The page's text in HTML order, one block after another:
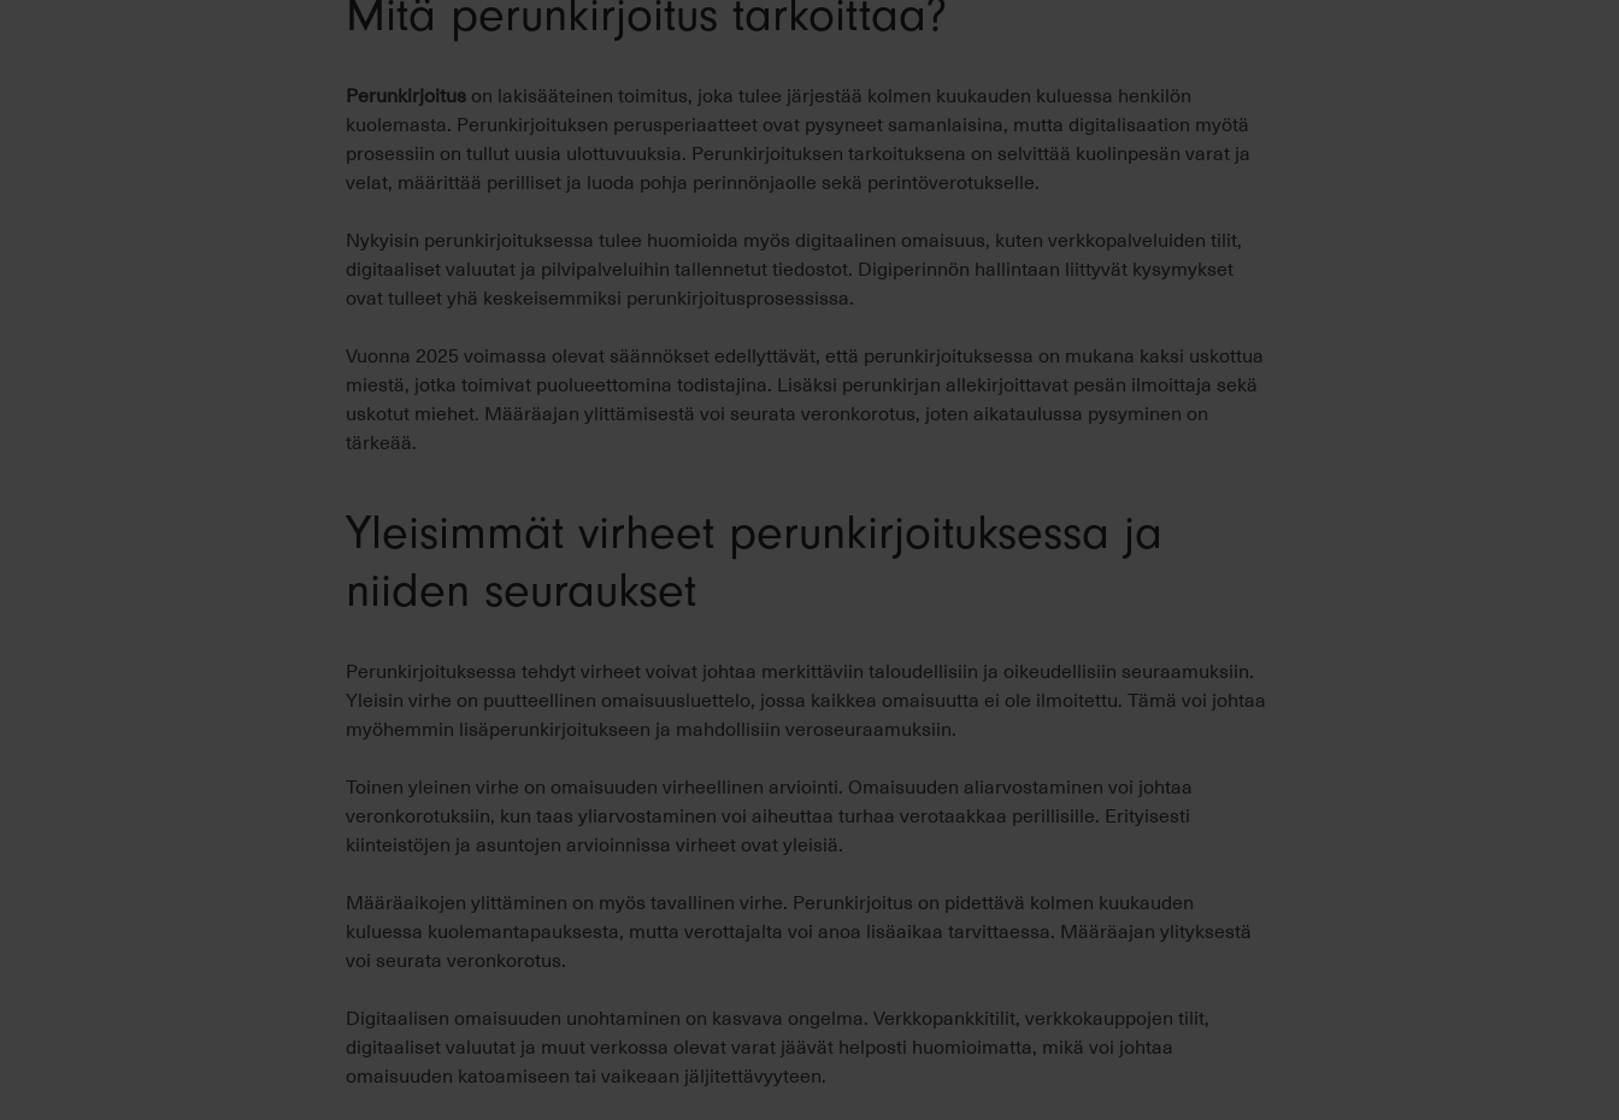
Mitä perunkirjoitus tarkoittaa?
Perunkirjoitus on lakisääteinen toimitus, joka tulee järjestää kolmen kuukauden kuluessa henkilön
kuolemasta. Perunkirjoituksen perusperiaatteet ovat pysyneet samanlaisina, mutta digitalisaation myötä
prosessiin on tullut uusia ulottuvuuksia. Perunkirjoituksen tarkoituksena on selvittää kuolinpesän varat ja
velat, määrittää perilliset ja luoda pohja perinnönjaolle sekä perintöverotukselle.
Nykyisin perunkirjoituksessa tulee huomioida myös digitaalinen omaisuus, kuten verkkopalveluiden tilit,
digitaaliset valuutat ja pilvipalveluihin tallennetut tiedostot. Digiperinnön hallintaan liittyvät kysymykset
ovat tulleet yhä keskeisemmiksi perunkirjoitusprosessissa.
Vuonna 2025 voimassa olevat säännökset edellyttävät, että perunkirjoituksessa on mukana kaksi uskottua
miestä, jotka toimivat puolueettomina todistajina. Lisäksi perunkirjan allekirjoittavat pesän ilmoittaja sekä
uskotut miehet. Määräajan ylittämisestä voi seurata veronkorotus, joten aikataulussa pysyminen on
tärkeää.
Yleisimmät virheet perunkirjoituksessa ja
niiden seuraukset
Perunkirjoituksessa tehdyt virheet voivat johtaa merkittäviin taloudellisiin ja oikeudellisiin seuraamuksiin.
Yleisin virhe on puutteellinen omaisuusluettelo, jossa kaikkea omaisuutta ei ole ilmoitettu. Tämä voi johtaa
myöhemmin lisäperunkirjoitukseen ja mahdollisiin veroseuraamuksiin.
Toinen yleinen virhe on omaisuuden virheellinen arviointi. Omaisuuden aliarvostaminen voi johtaa
veronkorotuksiin, kun taas yliarvostaminen voi aiheuttaa turhaa verotaakkaa perillisille. Erityisesti
kiinteistöjen ja asuntojen arvioinnissa virheet ovat yleisiä.
Määräaikojen ylittäminen on myös tavallinen virhe. Perunkirjoitus on pidettävä kolmen kuukauden
kuluessa kuolemantapauksesta, mutta verottajalta voi anoa lisäaikaa tarvittaessa. Määräajan ylityksestä
voi seurata veronkorotus.
Digitaalisen omaisuuden unohtaminen on kasvava ongelma. Verkkopankkitilit, verkkokauppojen tilit,
digitaaliset valuutat ja muut verkossa olevat varat jäävät helposti huomioimatta, mikä voi johtaa
omaisuuden katoamiseen tai vaikeaan jäljitettävyyteen.